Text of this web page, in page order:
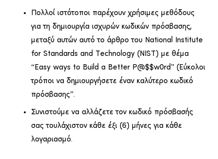
Πολλοί ιστότοποι παρέχουν χρήσιμες μεθόδους
για τη δημιουργία ισχυρών κωδικών πρόσβασης,
μεταξύ αυτών αυτό το άρθρο του National Institute
for Standards and Technology (NIST) με θέμα
“ Easy ways to Build a Better P@$$w0rd” (Εύκολοι
τρόποι να δημιουργήσετε έναν καλύτερο κωδικό
πρόσβασης”.
Συνιστούμε να αλλάζετε τον κωδικό πρόσβασής
σας τουλάχιστον κάθε έξι (6) μήνες για κάθε
λογαριασμό.